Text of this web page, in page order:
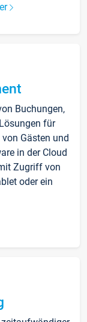
Buchungen,
für
Gästen und
in der Cloud
Zugriff von
oder ein